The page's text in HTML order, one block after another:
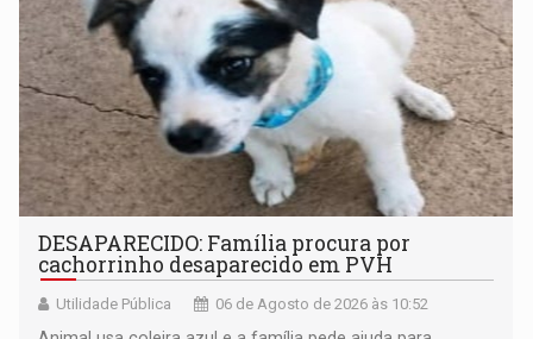
DESAPARECIDO: Família procura por
cachorrinho desaparecido em PVH
Utilidade Pública 06 de Agosto de 2026 às 10:52